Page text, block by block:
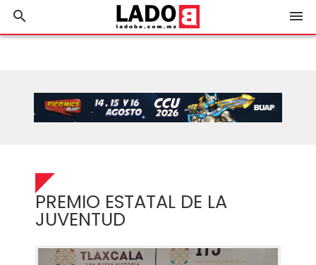
search menu
PREMIO ESTATAL DE LA
JUVENTUD